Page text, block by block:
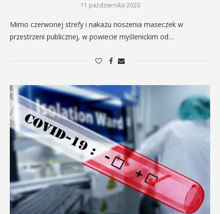
11 października 2020
Mimo czerwonej strefy i nakazu noszenia maseczek w
przestrzeni publicznej, w powiecie myślenickim od…